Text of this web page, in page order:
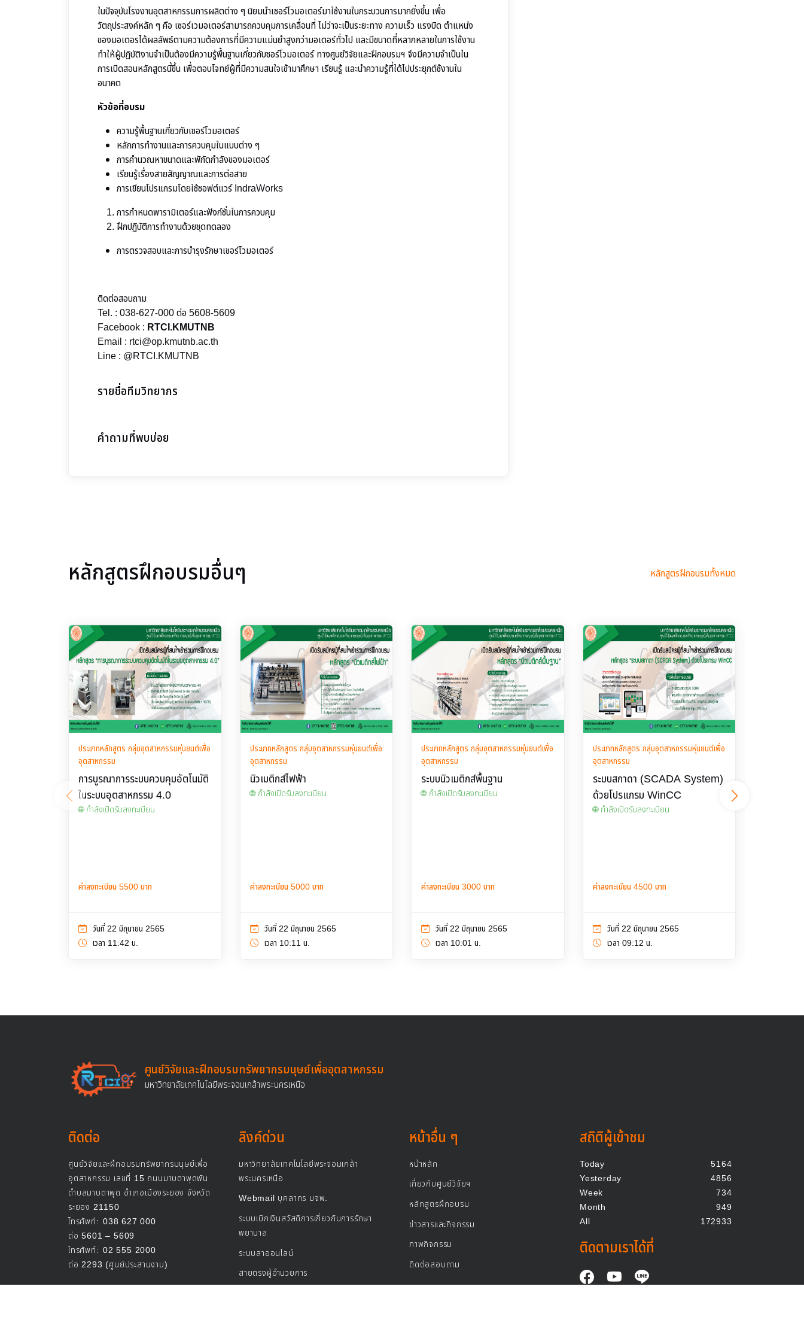
ในปัจจุบันโรงงานอุตสาหกรรมการผลิตต่าง ๆ นิยมนำเชอร์โวมอเตอร์มาใช้งานในกระบวนการมากยิ่งขึ้น เพื่อ
วัตถุประสงค์หลัก ๆ คือ เซอร์เวมอเตอร์สามารถควบคุมการเคลื่อนที่ ไม่ว่าจะเป็นระยะทาง ความเร็ว แรงบิด ตำแหน่ง
ของมอเตอรได้ผลลัพธ์ตามความต้องการที่มีความแม่นยำสูงกว่ามอเตอร์ทั่วไป และมีขนาดที่หลากหลายในการใช้งาน
ทำให้ผู้ปฏิบัติงานจำเป็นต้องมีความรู้พื้นฐานเกี่ยวกับซอร์โวมอเตอร์ ทางศูนย์วิจัยและฝึกอบรมฯ จึงมีความจำเป็นใน
การเปิดสอนหลักสูตรนี้ขึ้น เพื่อตอบโจทย์ผู้ที่มีความสนใจเข้ามาศึกษา เรียนรู้ และนำความรู้ที่ใด้ไปประยุกต์ช้งานใน
อนาคต
หัวข้อที่อบรม
ความรู้พื้นฐานเกี่ยวกับเซอร์โวมอเตอร์
หลักการทำงานและการควบคุมในแบบต่าง ๆ
การคำนวณหาขนาดและพักัดกำลังของมอเตอร์
เรียนรู้เรื่องสายสัญญาณและการต่อสาย
การเขียนโปรแกรมโดยใช้ซอฟต์แวร์ IndraWorks
การกำหนดพารามิเตอร์และฟังก์ชั่นในการควบคุม
ฝึกปฏิบัติการทำงานด้วยชุดทดลอง
การตรวจสอบและการบำรุงรักษาเชอร์โวมอเตอร์
ติดต่อสอบถาม
Tel. : 038-627-000 ต่อ 5608-5609
Facebook : RTCI.KMUTNB
Email : rtci@op.kmutnb.ac.th
Line : @RTCI.KMUTNB
รายชื่อทีมวิทยากร
คำถามที่พบบ่อย
หลักสูตรฝึกอบรมอื่นๆ หลักสูตรฝึกอบรมทั้งหมด
ประเภทหลักสูตร กลุ่มอุตสาหกรรมหุ่นยนต์เพื่อ
อุตสาหกรรม
การบูรณาการระบบควบคุมอัตโนมัติ
ในระบบอุตสาหกรรม 4.0
🌐 กำลังเปิดรับลงทะเบียน
ค่าลงทะเบียน 5500 บาท
วันที่ 22 มิถุนายน 2565
เวลา 11:42 น.
ประเภทหลักสูตร กลุ่มอุตสาหกรรมหุ่นยนต์เพื่อ
อุตสาหกรรม
นิวเมติกส์ไฟฟ้า
🌐 กำลังเปิดรับลงทะเบียน
ค่าลงทะเบียน 5000 บาท
วันที่ 22 มิถุนายน 2565
เวลา 10:11 น.
ประเภทหลักสูตร กลุ่มอุตสาหกรรมหุ่นยนต์เพื่อ
อุตสาหกรรม
ระบบนิวเมติกส์พื้นฐาน
🌐 กำลังเปิดรับลงทะเบียน
ค่าลงทะเบียน 3000 บาท
วันที่ 22 มิถุนายน 2565
เวลา 10:01 น.
ประเภทหลักสูตร กลุ่มอุตสาหกรรมหุ่นยนต์เพื่อ
อุตสาหกรรม
ระบบสกาดา (SCADA System)
ด้วยโปรแกรม WinCC
🌐 กำลังเปิดรับลงทะเบียน
ค่าลงทะเบียน 4500 บาท
วันที่ 22 มิถุนายน 2565
เวลา 09:12 น.
ศูนย์วิจัยและฝึกอบรมทรัพยากรมนุษย์เพื่ออุตสาหกรรม
มหาวิทยาลัยเทคโนโลยีพระจอมเกล้าพระนครเหนือ
ติดต่อ
ศูนย์วิจัยและฝึกอบรมทรัพยากรมนุษย์เพื่อ
อุตสาหกรรม เลขที่ 15 ถนนมาบตาพุดพัน
ตำบลมาบตาพุด อำเภอเมืองระยอง จังหวัด
ระยอง 21150
โทรศัพท์: 038 627 000
ต่อ 5601 – 5609
โทรศัพท์: 02 555 2000
ต่อ 2293 (ศูนย์ประสานงาน)
ลิงค์ด่วน
มหาวิทยาลัยเทคโนโลยีพระจอมเกล้า
พระนครเหนือ
Webmail บุคลากร มจพ.
ระบบเบิกเงินสวัสดิการเกี่ยวกับการรักษา
พยาบาล
ระบบลาออนไลน์
สายตรงผู้อำนวยการ
หน้าอื่น ๆ
หน้าหลัก
เกี่ยวกับศูนย์วิจัยฯ
หลักสูตรฝึกอบรม
ข่าวสารและกิจกรรม
ภาพกิจกรรม
ติดต่อสอบถาม
สถิติผู้เข้าชม
Today
5164
Yesterday
4856
Week
734
Month
949
All
172933
ติดตามเราได้ที่